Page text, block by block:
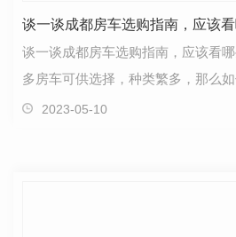
谈一谈成都房车选购指南，应该
谈一谈成都房车选购指南，应该看
多房车可供选择，种类繁多，那么
车呢，让我们一起来看一下。1.在
2023-05-10